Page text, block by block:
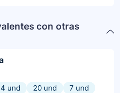
con otras
und 20 und
7 und